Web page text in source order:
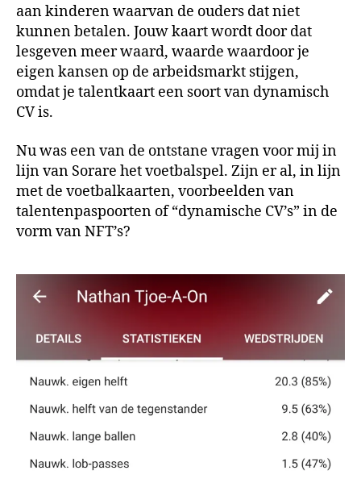
aan kinderen waarvan de ouders dat niet
kunnen betalen. Jouw kaart wordt door dat
lesgeven meer waard, waarde waardoor je
eigen kansen op de arbeidsmarkt stijgen,
omdat je talentkaart een soort van dynamisch
CV is.
Nu was een van de ontstane vragen voor mij in
lijn van Sorare het voetbalspel. Zijn er al, in lijn
met de voetbalkaarten, voorbeelden van
talentenpaspoorten of “dynamische CV’s” in de
vorm van NFT’s?